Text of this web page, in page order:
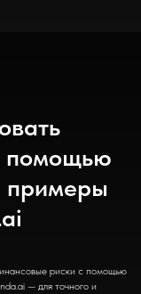
помощью
примеры
риски с помощью
— для точного и